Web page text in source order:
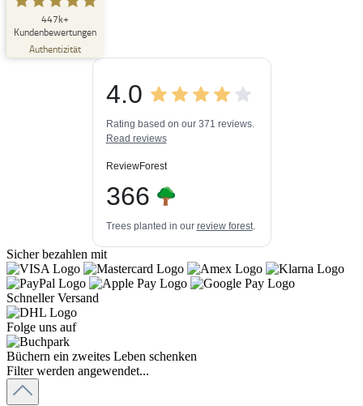
447k+
Kundenbewertungen
Authentizität
SEHR GUT
4,84
/
5,00
3
ProvenExpert.com
Blick aufs ProvenExpert-Profil werfen
03.08.2026
4.0
Rating based on our 371 reviews.
Read reviews
ReviewForest
366
Trees planted in our review forest.
Sicher bezahlen mit
Schneller Versand
Folge uns auf
Büchern ein zweites Leben schenken
Filter werden angewendet...